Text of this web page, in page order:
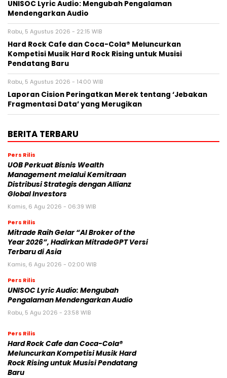
UNISOC Lyric Audio: Mengubah Pengalaman
Mendengarkan Audio
Rabu, 5 Agustus 2026 - 22:15 WIB
Hard Rock Cafe dan Coca-Cola® Meluncurkan
Kompetisi Musik Hard Rock Rising untuk Musisi
Pendatang Baru
Rabu, 5 Agustus 2026 - 14:00 WIB
Laporan Cision Peringatkan Merek tentang ‘Jebakan
Fragmentasi Data’ yang Merugikan
BERITA TERBARU
Pers Rilis
UOB Perkuat Bisnis Wealth
Management melalui Kemitraan
Distribusi Strategis dengan Allianz
Global Investors
Kamis, 6 Agu 2026 - 06:39 WIB
Pers Rilis
Mitrade Raih Gelar “AI Broker of the
Year 2026”, Hadirkan MitradeGPT Versi
Terbaru di Asia
Kamis, 6 Agu 2026 - 02:00 WIB
Pers Rilis
UNISOC Lyric Audio: Mengubah
Pengalaman Mendengarkan Audio
Rabu, 5 Agu 2026 - 23:58 WIB
Pers Rilis
Hard Rock Cafe dan Coca-Cola®
Meluncurkan Kompetisi Musik Hard
Rock Rising untuk Musisi Pendatang
Baru